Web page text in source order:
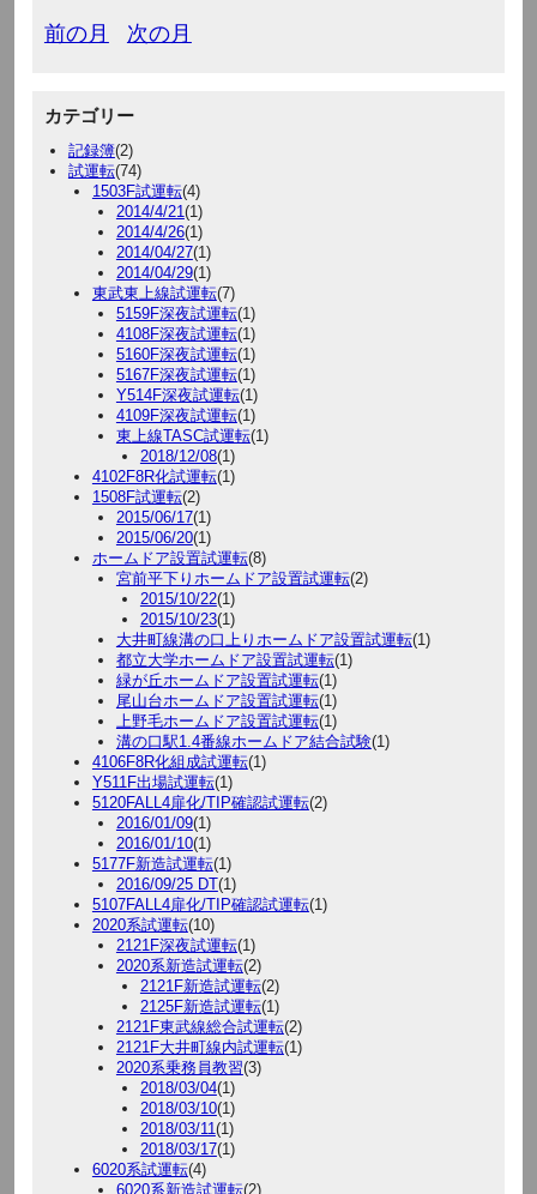
前の月 次の月
カテゴリー
記録簿(2)
試運転(74)
1503F試運転(4)
2014/4/21(1)
2014/4/26(1)
2014/04/27(1)
2014/04/29(1)
東武東上線試運転(7)
5159F深夜試運転(1)
4108F深夜試運転(1)
5160F深夜試運転(1)
5167F深夜試運転(1)
Y514F深夜試運転(1)
4109F深夜試運転(1)
東上線TASC試運転(1)
2018/12/08(1)
4102F8R化試運転(1)
1508F試運転(2)
2015/06/17(1)
2015/06/20(1)
ホームドア設置試運転(8)
宮前平下りホームドア設置試運転(2)
2015/10/22(1)
2015/10/23(1)
大井町線溝の口上りホームドア設置試運転(1)
都立大学ホームドア設置試運転(1)
緑が丘ホームドア設置試運転(1)
尾山台ホームドア設置試運転(1)
上野毛ホームドア設置試運転(1)
溝の口駅1.4番線ホームドア結合試験(1)
4106F8R化組成試運転(1)
Y511F出場試運転(1)
5120FALL4扉化/TIP確認試運転(2)
2016/01/09(1)
2016/01/10(1)
5177F新造試運転(1)
2016/09/25 DT(1)
5107FALL4扉化/TIP確認試運転(1)
2020系試運転(10)
2121F深夜試運転(1)
2020系新造試運転(2)
2121F新造試運転(2)
2125F新造試運転(1)
2121F東武線総合試運転(2)
2121F大井町線内試運転(1)
2020系乗務員教習(3)
2018/03/04(1)
2018/03/10(1)
2018/03/11(1)
2018/03/17(1)
6020系試運転(4)
6020系新造試運転(2)